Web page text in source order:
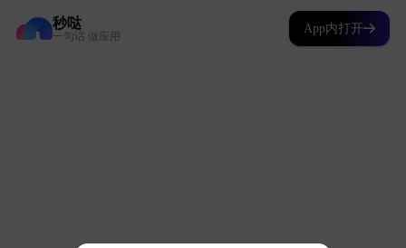
秒哒
一句话 做应用
App内打开